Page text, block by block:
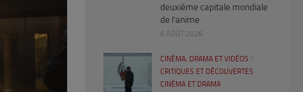
deuxième capitale mondiale
de l’anime
6 AOÛT 2026
CINÉMA, DRAMA ET VIDÉOS /
CRITIQUES ET DÉCOUVERTES
CINÉMA ET DRAMA